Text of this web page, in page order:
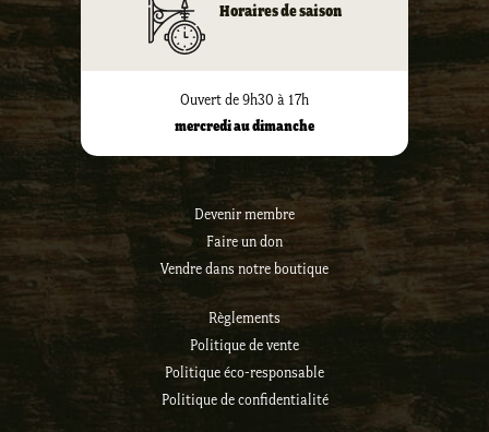
Horaires de saison
Ouvert de 9h30 à 17h
mercredi au dimanche
Devenir membre
Faire un don
Vendre dans notre boutique
Règlements
Politique de vente
Politique éco-responsable
Politique de confidentialité